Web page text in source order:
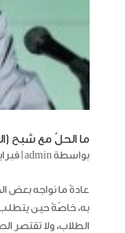
ما الحلّ مع شبح
بواسطةadmin
| فبراير 22,
عادةً ما نواجه بعض
به، خاصّةً حين يتطلب
الطلاب، ولا تقتصر